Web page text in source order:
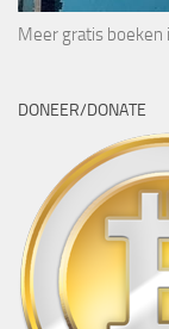
Meer gratis boeken
DONEER/DONATE